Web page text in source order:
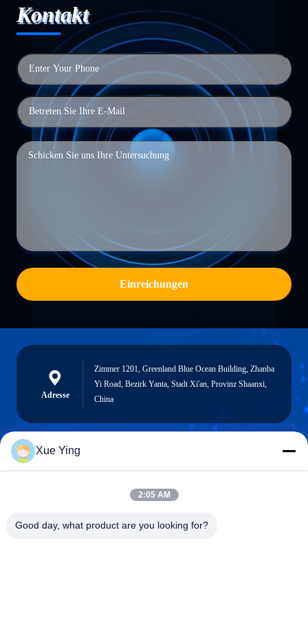
Kontakt
Einreichungen
Adresse
Zimmer 1201, Greenland Blue Ocean Building, Zhanba
Yi Road, Bezirk Yanta, Stadt Xi'an, Provinz Shaanxi,
China
sxcd-gyl@163.com
Xue Ying
2:05 AM
Good day, what product are you looking for?